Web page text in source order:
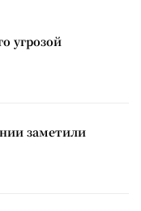
угрозой
заметили